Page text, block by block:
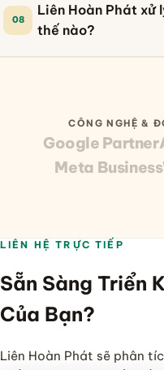
08
Liên Hoàn Phát xử
thế nào?
CÔNG NGHỆ &
Google Partner
Meta Business
LIÊN HỆ TRỰC TIẾP
Sẵn Sàng Triển
Của Bạn?
Liên Hoàn Phát sẽ phân